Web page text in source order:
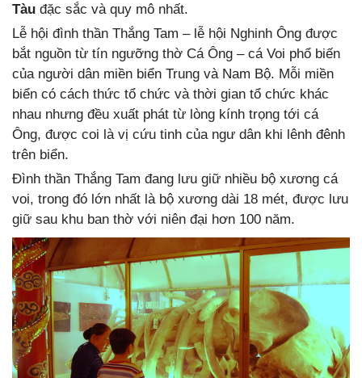
Tàu đặc sắc và quy mô nhất.
Lễ hội đình thần Thắng Tam – lễ hội Nghinh Ông được
bắt nguồn từ tín ngưỡng thờ Cá Ông – cá Voi phổ biến
của người dân miền biển Trung và Nam Bộ. Mỗi miền
biển có cách thức tổ chức và thời gian tổ chức khác
nhau nhưng đều xuất phát từ lòng kính trọng tới cá
Ông, được coi là vị cứu tinh của ngư dân khi lênh đênh
trên biển.
Đình thần Thắng Tam đang lưu giữ nhiều bộ xương cá
voi, trong đó lớn nhất là bộ xương dài 18 mét, được lưu
giữ sau khu ban thờ với niên đại hơn 100 năm.